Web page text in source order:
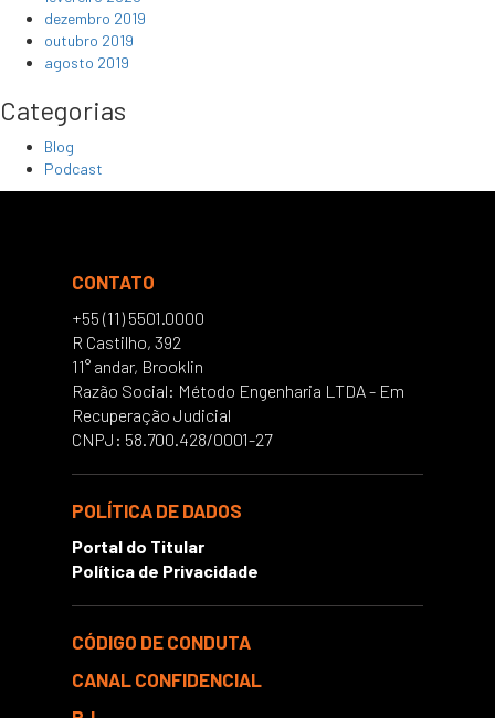
dezembro 2019
outubro 2019
agosto 2019
Categorias
Blog
Podcast
CONTATO
+55 (11) 5501.0000
R Castilho, 392
11° andar, Brooklin
Razão Social: Método Engenharia LTDA - Em
Recuperação Judicial
CNPJ: 58.700.428/0001-27
POLÍTICA DE DADOS
Portal do Titular
Política de Privacidade
CÓDIGO DE CONDUTA
CANAL CONFIDENCIAL